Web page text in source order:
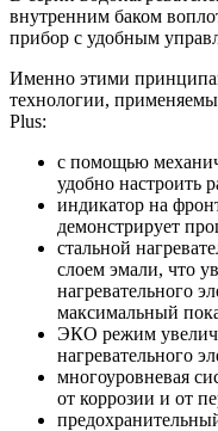
внутренним баком
прибор с удобным
Именно этими
технологии,
Plus:
с помощью
удобно настроить
индикатор на
демонстрирует
стальной
слоем эмали, что
нагревательного
максимальный
ЭКО режим
нагревательного
многоуровневая
от коррозии и от